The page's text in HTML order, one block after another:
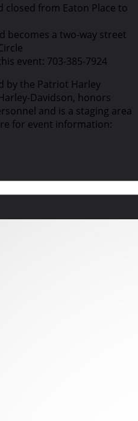
closed from Eaton Place to
becomes a two-way street
event: 703-385-7924
by the Patriot Harley
Davidson, honors
and is a staging area
for event information: